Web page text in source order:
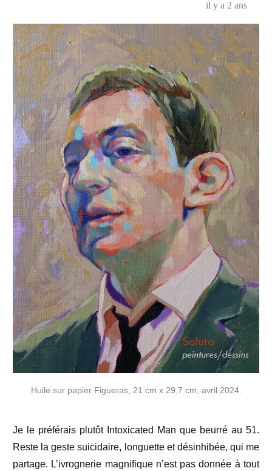
il y a 2 ans
Huile sur papier Figueras, 21 cm x 29,7 cm, avril 2024.
Je le préférais plutôt Intoxicated Man que beurré au 51.
Reste la geste suicidaire, longuette et désinhibée, qui me
partage. L’ivrognerie magnifique n’est pas donnée à tout